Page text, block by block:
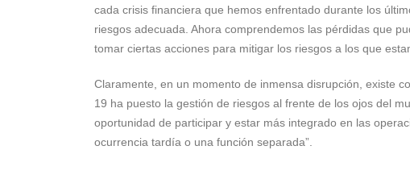
cada crisis financiera que hemos enfrentado durante los
riesgos adecuada. Ahora comprendemos las pérdidas que
tomar ciertas acciones para mitigar los riesgos a los que
Claramente, en un momento de inmensa disrupción, existe
19 ha puesto la gestión de riesgos al frente de los ojos del
oportunidad de participar y estar más integrado en las
ocurrencia tardía o una función separada”.